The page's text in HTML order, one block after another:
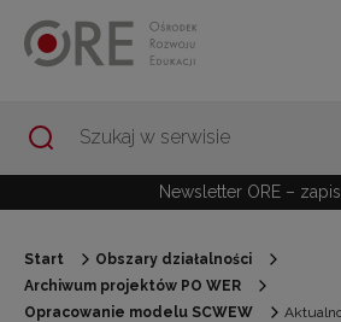
Newsletter ORE –
Start
Obszary działalności
Archiwum projektów PO WER
Opracowanie modelu SCWEW